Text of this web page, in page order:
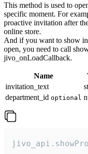
This method is used to
specific moment. For
proactive invitation after
online store.
And if you want to show
open, you need to call
jivo_onLoadCallback.
Name
invitation_text
department_id optional